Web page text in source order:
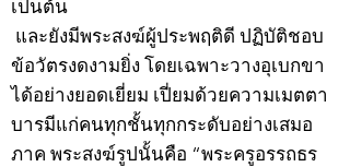
เป็นต้น
และยังมีพระสงฆ์ผู้ประพฤติดี ปฏิบัติชอบ
ข้อวัตรงดงามยิ่ง โดยเฉพาะวางอุเบกขา
ได้อย่างยอดเยี่ยม เปี่ยมด้วยความเมตตา
บารมีแก่คนทุกชั้นทุกกระดับอย่างเสมอ
ภาค พระสงฆ์รูปนั้นคือ “พระครูอรรถธร